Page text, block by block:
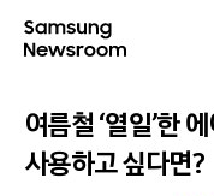
여름철 ‘열일’한
사용하고 싶다면?